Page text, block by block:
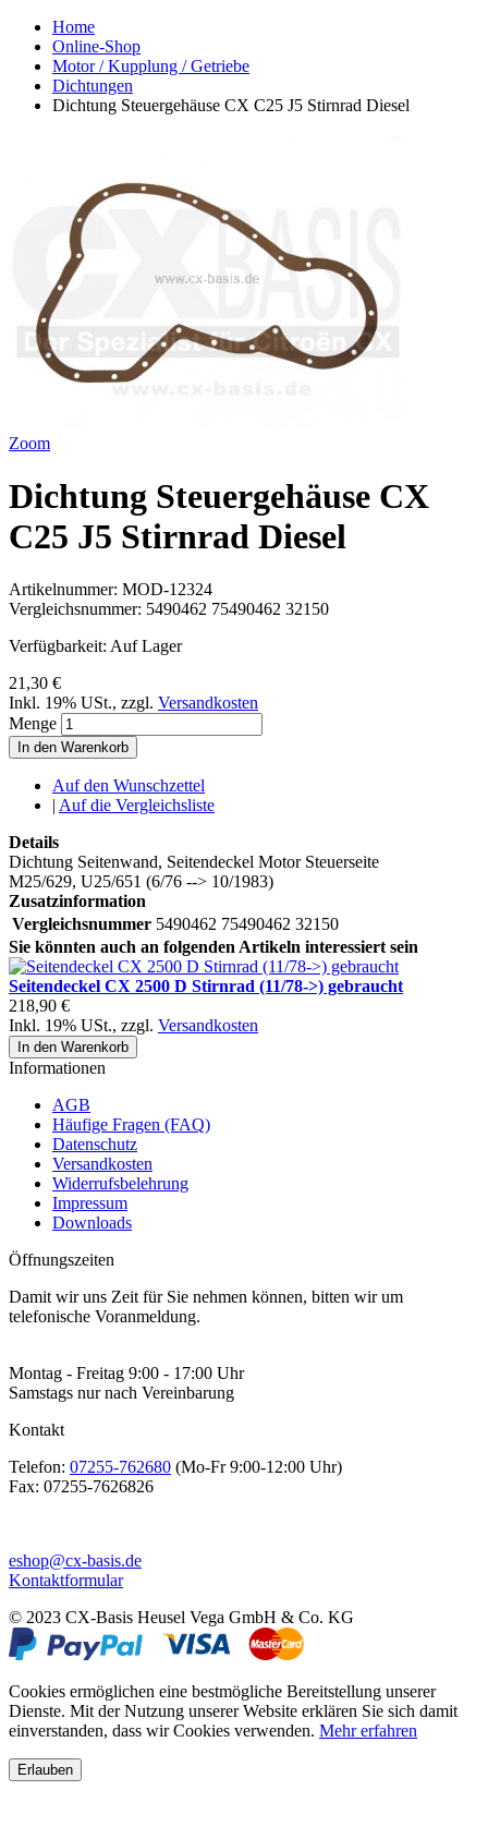
Home
Online-Shop
Motor / Kupplung / Getriebe
Dichtungen
Dichtung Steuergehäuse CX C25 J5 Stirnrad Diesel
Zoom
Dichtung Steuergehäuse CX
C25 J5 Stirnrad Diesel
Artikelnummer: MOD-12324
Vergleichsnummer: 5490462 75490462 32150
Verfügbarkeit: Auf Lager
21,30 €
Inkl. 19% USt., zzgl. Versandkosten
Menge
In den Warenkorb
Auf den Wunschzettel
| Auf die Vergleichsliste
Details
Dichtung Seitenwand, Seitendeckel Motor Steuerseite
M25/629, U25/651 (6/76 --> 10/1983)
Zusatzinformation
Vergleichsnummer 5490462 75490462 32150
Sie könnten auch an folgenden Artikeln interessiert sein
Seitendeckel CX 2500 D Stirnrad (11/78->) gebraucht
218,90 €
Inkl. 19% USt., zzgl. Versandkosten
In den Warenkorb
Informationen
AGB
Häufige Fragen (FAQ)
Datenschutz
Versandkosten
Widerrufsbelehrung
Impressum
Downloads
Öffnungszeiten
Damit wir uns Zeit für Sie nehmen können, bitten wir um
telefonische Voranmeldung.
Montag - Freitag 9:00 - 17:00 Uhr
Samstags nur nach Vereinbarung
Kontakt
Telefon: 07255-762680 (Mo-Fr 9:00-12:00 Uhr)
Fax: 07255-7626826
eshop@cx-basis.de
Kontaktformular
© 2023 CX-Basis Heusel Vega GmbH & Co. KG
Cookies ermöglichen eine bestmögliche Bereitstellung unserer
Dienste. Mit der Nutzung unserer Website erklären Sie sich damit
einverstanden, dass wir Cookies verwenden. Mehr erfahren
Erlauben